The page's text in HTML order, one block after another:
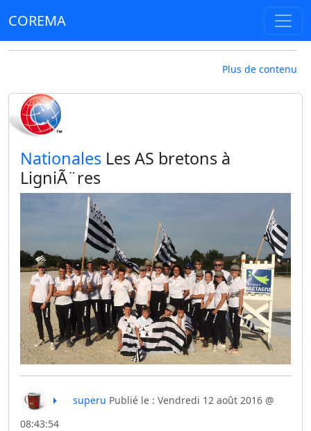
COREMA
Plus de contenu
​Nationales Les AS bretons à
LigniÃ¨res
superu Publié le : Vendredi 12 août 2016 @
08:43:54